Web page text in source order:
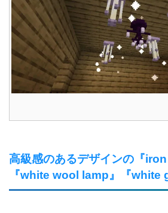
高級感のあるデザインの『iron
『white wool lamp』『white